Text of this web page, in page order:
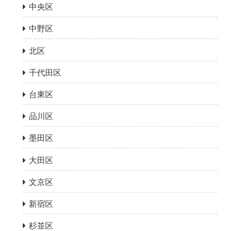
中央区
中野区
北区
千代田区
台東区
品川区
墨田区
大田区
文京区
新宿区
杉並区